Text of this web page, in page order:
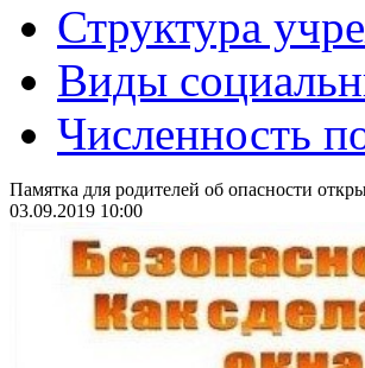
Структура
Виды
Численность
Памятка для родителей об опасности
03.09.2019 10:00